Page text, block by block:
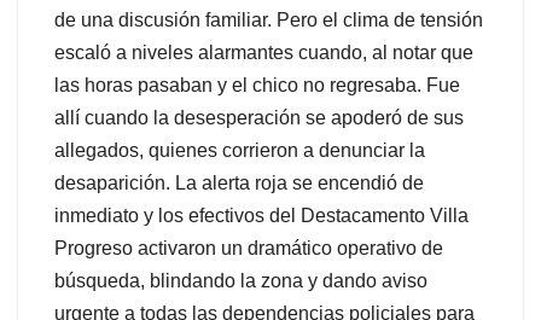
de una discusión familiar. Pero el clima de tensión
escaló a niveles alarmantes cuando, al notar que
las horas pasaban y el chico no regresaba. Fue
allí cuando la desesperación se apoderó de sus
allegados, quienes corrieron a denunciar la
desaparición. La alerta roja se encendió de
inmediato y los efectivos del Destacamento Villa
Progreso activaron un dramático operativo de
búsqueda, blindando la zona y dando aviso
urgente a todas las dependencias policiales para